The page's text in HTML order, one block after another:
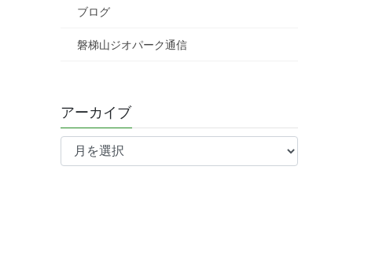
ブログ
磐梯山ジオパーク通信
アーカイブ
ア